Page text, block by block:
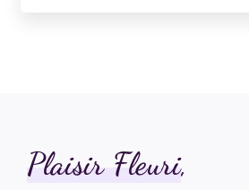
Plaisir Fleuri,